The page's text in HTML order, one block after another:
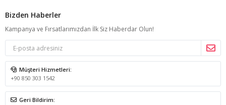
Bizden Haberler
Kampanya ve Fırsatlarımızdan İlk Siz Haberdar Olun!
Müşteri Hizmetleri:
+90 850 303 1542
Geri Bildirim: